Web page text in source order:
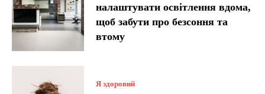
налаштувати освітлення вдома,
щоб забути про безсоння та
втому
Я здоровий